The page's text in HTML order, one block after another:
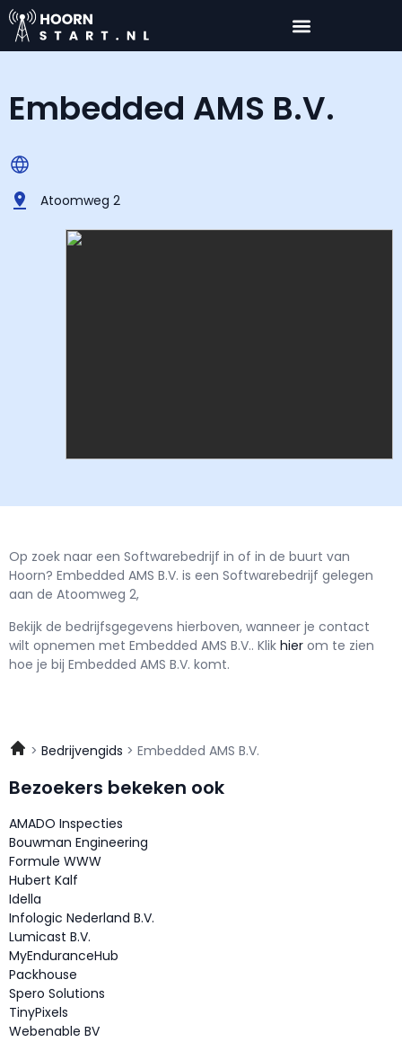
Embedded AMS B.V.
Atoomweg 2
Op zoek naar een Softwarebedrijf in of in de buurt van
Hoorn? Embedded AMS B.V. is een Softwarebedrijf gelegen
aan de Atoomweg 2,
Bekijk de bedrijfsgegevens hierboven, wanneer je contact
wilt opnemen met Embedded AMS B.V.. Klik hier om te zien
hoe je bij Embedded AMS B.V. komt.
Bedrijvengids Embedded AMS B.V.
Bezoekers bekeken ook
AMADO Inspecties
Bouwman Engineering
Formule WWW
Hubert Kalf
Idella
Infologic Nederland B.V.
Lumicast B.V.
MyEnduranceHub
Packhouse
Spero Solutions
TinyPixels
Webenable BV